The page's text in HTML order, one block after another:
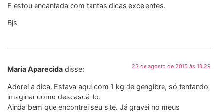
E estou encantada com tantas dicas excelentes.
Bjs
Maria Aparecida disse: 23 de agosto de 2015 às 18:29
Adorei a dica. Estava aqui com 1 kg de gengibre, só tentando
imaginar como descascá-lo.
Ainda bem que encontrei seu site. Já gravei no meus